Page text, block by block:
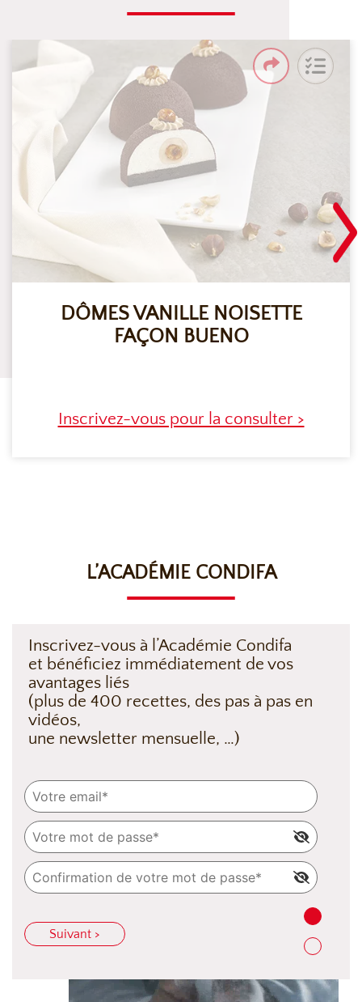
DÔMES VANILLE NOISETTE
FAÇON BUENO
Inscrivez-vous pour la consulter >
L’ACADÉMIE CONDIFA
Inscrivez-vous à l’Académie Condifa
et bénéficiez immédiatement de vos
avantages liés
(plus de 400 recettes, des pas à pas en
vidéos,
une newsletter mensuelle, …)
Suivant >